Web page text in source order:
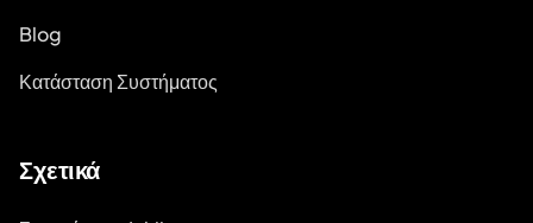
Blog
Κατάσταση Συστήματος
Σχετικά